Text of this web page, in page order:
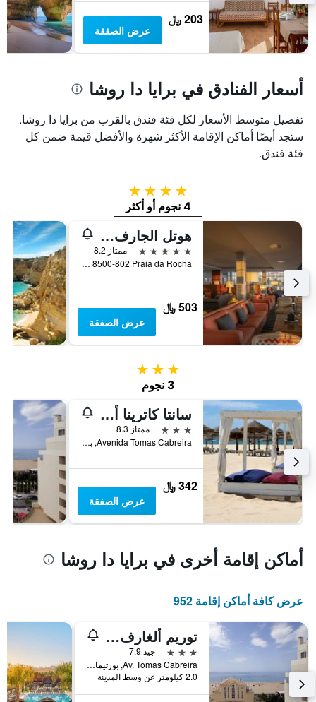
203 ﷼
عرض الصفقة
أسعار الفنادق في برايا دا روشا
تفصيل متوسط الأسعار لكل فئة فندق بالقرب من برايا دا روشا.
ستجد أيضًا أماكن الإقامة الأكثر شهرة والأفضل قيمة ضمن كل
فئة فندق.
4 نجوم
4 نجوم أو أكثر
هوتل الجارف كازينو
5 نجوم
ممتاز 8.2
Avenida Tomas Cabreira 8500-802 Praia da Rocha, بورتيماو, منطقة فارو, البرتغال
503 ﷼
عرض الصفقة
3 نجوم
3 نجوم
سانتا كاترينا ألجارف
3 نجوم
ممتاز 8.3
Avenida Tomas Cabreira, بورتيماو, منطقة فارو, البرتغال
342 ﷼
عرض الصفقة
أماكن إقامة أخرى في برايا دا روشا
عرض كافة أماكن إقامة 952
توريم ألغارف مور هوتل
3 نجوم
جيد 7.9
Av. Tomas Cabreira, بورتيماو, منطقة فارو, البرتغال
2.0 كيلومتر عن وسط المدينة